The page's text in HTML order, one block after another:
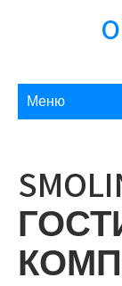
Меню